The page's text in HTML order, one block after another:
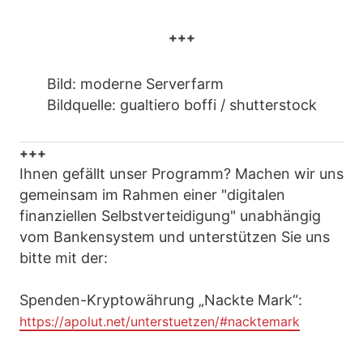
+++
Bild: moderne Serverfarm
Bildquelle: gualtiero boffi / shutterstock
+++
Ihnen gefällt unser Programm? Machen wir uns
gemeinsam im Rahmen einer "digitalen
finanziellen Selbstverteidigung" unabhängig
vom Bankensystem und unterstützen Sie uns
bitte mit der:
Spenden-Kryptowährung „Nackte Mark“:
https://apolut.net/unterstuetzen/#nacktemark